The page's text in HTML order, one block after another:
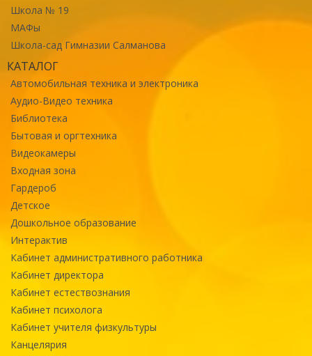
Школа № 19
МАФы
Школа-сад Гимназии Салманова
КАТАЛОГ
Автомобильная техника и электроника
Аудио-Видео техника
Библиотека
Бытовая и оргтехника
Видеокамеры
Входная зона
Гардероб
Детское
Дошкольное образование
Интерактив
Кабинет административного работника
Кабинет директора
Кабинет естествознания
Кабинет психолога
Кабинет учителя физкультуры
Канцелярия